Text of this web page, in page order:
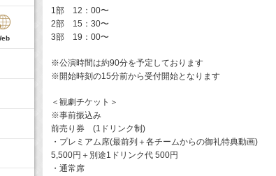
1部 12：00〜
2部 15：30〜
3部 19：00〜
※公演時間は約90分を予定しております
※開始時刻の15分前から受付開始となります
＜観劇チケット＞
※事前振込み
前売り券 (1ドリンク制)
・プレミアム席(最前列＋各チームからの御礼特典動画)
5,500円＋別途1ドリンク代 500円
・通常席
レント
Page